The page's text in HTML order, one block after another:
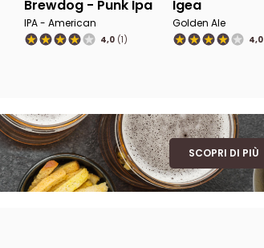
Brewdog - Punk Ipa
IPA - American
4,0 (1)
Igea
Golden Ale
4,0
SCOPRI DI PIÙ